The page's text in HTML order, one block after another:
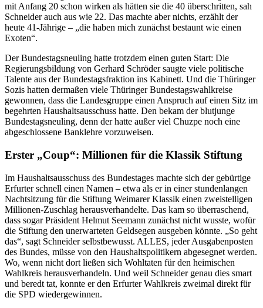
mit Anfang 20 schon wirken als hätten sie die 40 überschritten, sah
Schneider auch aus wie 22. Das machte aber nichts, erzählt der
heute 41-Jährige – „die haben mich zunächst bestaunt wie einen
Exoten“.
Der Bundestagsneuling hatte trotzdem einen guten Start: Die
Regierungsbildung von Gerhard Schröder saugte viele politische
Talente aus der Bundestagsfraktion ins Kabinett. Und die Thüringer
Sozis hatten dermaßen viele Thüringer Bundestagswahlkreise
gewonnen, dass die Landesgruppe einen Anspruch auf einen Sitz im
begehrten Haushaltsausschuss hatte. Den bekam der blutjunge
Bundestagsneuling, denn der hatte außer viel Chuzpe noch eine
abgeschlossene Banklehre vorzuweisen.
Erster „Coup“: Millionen für die Klassik Stiftung
Im Haushaltsausschuss des Bundestages machte sich der gebürtige
Erfurter schnell einen Namen – etwa als er in einer stundenlangen
Nachtsitzung für die Stiftung Weimarer Klassik einen zweistelligen
Millionen-Zuschlag herausverhandelte. Das kam so überraschend,
dass sogar Präsident Helmut Seemann zunächst nicht wusste, wofür
die Stiftung den unerwarteten Geldsegen ausgeben könnte. „So geht
das“, sagt Schneider selbstbewusst. ALLES, jeder Ausgabenposten
des Bundes, müsse von den Haushaltspolitikern abgesegnet werden.
Wo, wenn nicht dort ließen sich Wohltaten für den heimischen
Wahlkreis herausverhandeln. Und weil Schneider genau dies smart
und beredt tat, konnte er den Erfurter Wahlkreis zweimal direkt für
die SPD wiedergewinnen.